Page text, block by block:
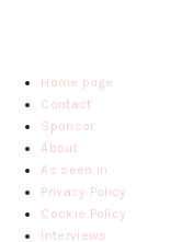
Home page
Contact
Sponsor
About
As seen in
Privacy Policy
Cookie Policy
Interviews